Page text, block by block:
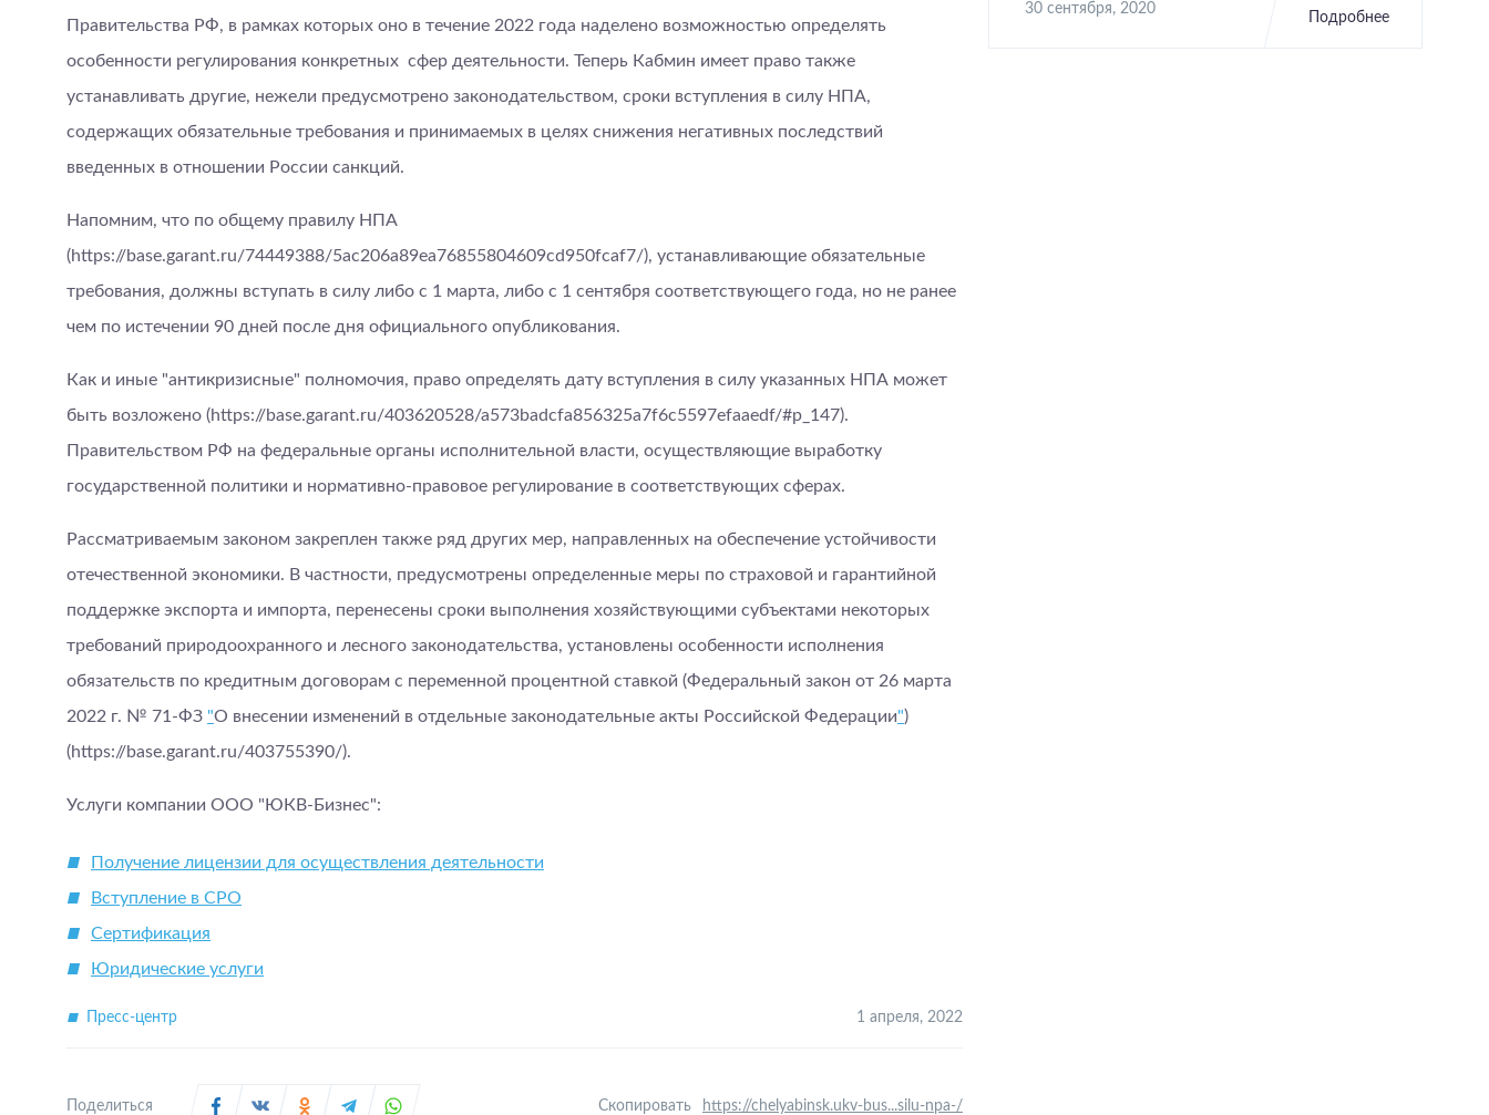
Правительства РФ, в рамках которых оно в течение 2022 года наделено возможностью определять
особенности регулирования конкретных сфер деятельности. Теперь Кабмин имеет право также
устанавливать другие, нежели предусмотрено законодательством, сроки вступления в силу НПА,
содержащих обязательные требования и принимаемых в целях снижения негативных последствий
введенных в отношении России санкций.
Напомним, что по общему правилу НПА
(https://base.garant.ru/74449388/5ac206a89ea76855804609cd950fcaf7/), устанавливающие обязательные
требования, должны вступать в силу либо с 1 марта, либо с 1 сентября соответствующего года, но не ранее
чем по истечении 90 дней после дня официального опубликования.
Как и иные "антикризисные" полномочия, право определять дату вступления в силу указанных НПА может
быть возложено (https://base.garant.ru/403620528/a573badcfa856325a7f6c5597efaaedf/#p_147).
Правительством РФ на федеральные органы исполнительной власти, осуществляющие выработку
государственной политики и нормативно-правовое регулирование в соответствующих сферах.
Рассматриваемым законом закреплен также ряд других мер, направленных на обеспечение устойчивости
отечественной экономики. В частности, предусмотрены определенные меры по страховой и гарантийной
поддержке экспорта и импорта, перенесены сроки выполнения хозяйствующими субъектами некоторых
требований природоохранного и лесного законодательства, установлены особенности исполнения
обязательств по кредитным договорам с переменной процентной ставкой (Федеральный закон от 26 марта
2022 г. № 71-ФЗ "О внесении изменений в отдельные законодательные акты Российской Федерации")
(https://base.garant.ru/403755390/).
Услуги компании ООО "ЮКВ-Бизнес":
Получение лицензии для осуществления деятельности
Вступление в СРО
Сертификация
Юридические услуги
Пресс-центр 1 апреля, 2022
Поделиться Скопировать https://chelyabinsk.ukv-bus...silu-npa-/
30 сентября, 2020
Подробнее